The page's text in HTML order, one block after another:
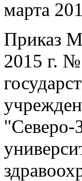
марта
Приказ
2015 г. №
"Северо-